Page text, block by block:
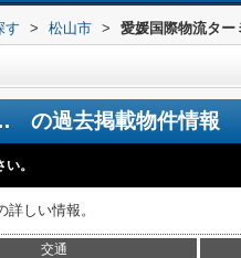
す > 松山市 > 愛媛国際物流ター
イロット） の過去掲載物件情報
。
しい情報。
交通